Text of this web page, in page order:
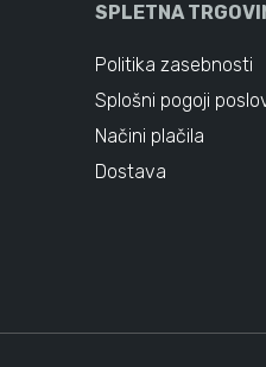
SPLETNA
Politika zasebnosti
Splošni pogoji
Načini plačila
Dostava